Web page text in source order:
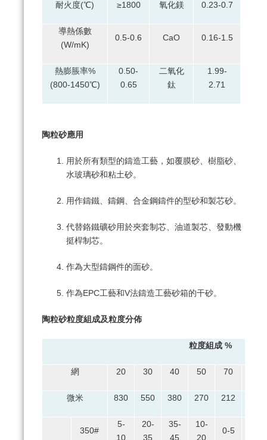
耐火度(℃) ≥1800 氧化鎂 0.23-0.7
導熱係數
(W/mK)
0.5-0.6 CaO 0.16-1.5
熱膨脹率%
(800-1450℃)
0.50-
0.65
二氧化
鈦
1.99-
2.71
陶粒砂應用
用於所有類型的鑄造工藝，如覆膜砂、樹脂砂、
水玻璃砂和粘土砂。
用作鑄鐵、鑄鋼、合金鋼鑄件的型砂和製芯砂。
代替鉻鐵礦砂用於夾套制芯、油道製芯、發動機
挺桿制芯。
作為大型鑄鋼件的面砂。
作為EPC工藝和V法鑄造工藝砂箱的干砂。
陶粒砂粒度組成及粒度分佈
粒度組成 %
網 20 30 40 50 70
微米 830 550 380 270 212
350#
5-
10
20-
35
35-
45
10-
20
0-5